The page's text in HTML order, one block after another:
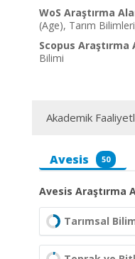
WoS Araştırma
(Age), Tarım
Scopus Araştırma
Bilimi
Akademik
Avesis 50
Avesis Araştırma
Tarımsal